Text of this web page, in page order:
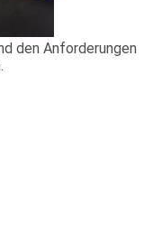
den Anforderungen